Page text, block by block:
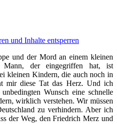
und Inhalte entsperren
und der Mord an einem kleinen
Mann, der eingegriffen hat, ist
kleinen Kindern, die auch noch in
mir diese Tat das Herz. Und ich
Wunsch eine schnelle
wirklich verstehen. Wir müssen
zu verhindern. Aber ich
der Weg, den Friedrich Merz und